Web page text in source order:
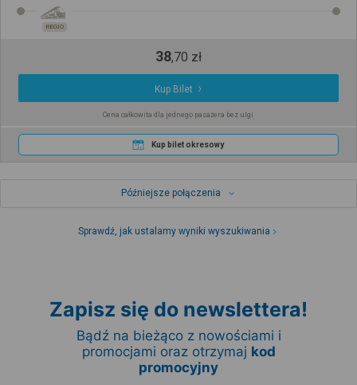
REGIO
38,70 zł
Kup Bilet
Cena całkowita dla jednego pasażera bez ulgi
Kup bilet okresowy
Późniejsze połączenia
Sprawdź, jak ustalamy wyniki wyszukiwania
Zapisz się do newslettera!
Bądź na bieżąco z nowościami i
promocjami oraz otrzymaj kod
promocyjny